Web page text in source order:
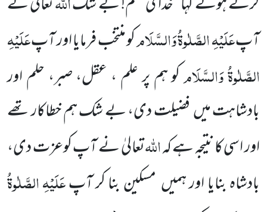
آپعَلَیْہِ الصَّلٰوۃُ وَالسَّلَامکو منتخب فرمایا اور آپعَلَیْہِ
الصَّلٰوۃُ وَالسَّلَامکو ہم پر علم ، عقل، صبر، حلم اور
بادشاہت میںفضیلت دی، بے شک ہم خطاکار تھے
اور اسی کا نتیجہ ہے کہاللّٰہتعالیٰ نے آپ کوعزت دی،
بادشاہ بنایا اور ہمیں مسکین بنا کر آپعَلَیْہِ الصَّلٰوۃُ